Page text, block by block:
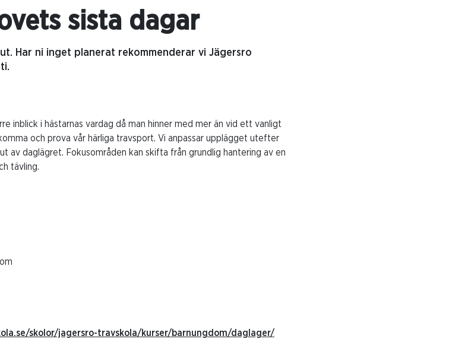
sista dagar
Har ni inget planerat rekommenderar vi Jägersro
inblick i hästarnas vardag då man hinner med mer än vid ett vanligt
och prova vår härliga travsport. Vi anpassar upplägget utefter
av daglägret. Fokusområden kan skifta från grundlig hantering av en
tävling.
skolor/jagersro-travskola/kurser/barnungdom/daglager/